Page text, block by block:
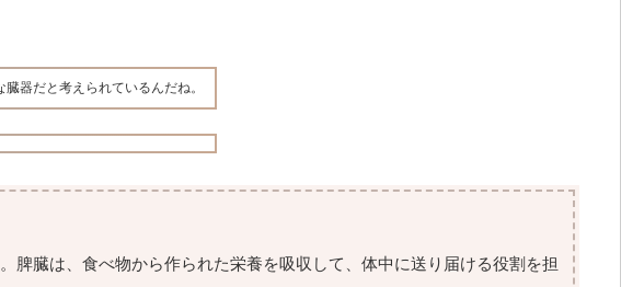
器だと考えられているんだね。
臓は、食べ物から作られた栄養を吸収して、体中に送り届ける役割を担